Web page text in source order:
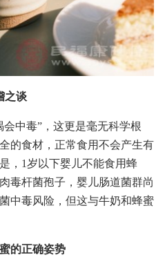
之谈
会中毒”，这更是毫无科学根
的食材，正常食用不会产生有
，1岁以下婴儿不能食用蜂
毒杆菌孢子，婴儿肠道菌群尚
中毒风险，但这与牛奶和蜂蜜
的正确姿势